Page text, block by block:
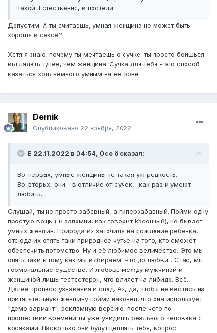
такой. Естественно, в постели.
Допустим. А ты считаешь, умная женщина не может быть
хороша в сексе?
Хотя я знаю, почему ты мечтаешь о сучке: ты просто боишься
выглядеть тупее, чем женщина. Сучка для тебя - это способ
казаться хоть немного умным на ее фоне.
Dernik
Опубликовано 22 ноября, 2022
В 22.11.2022 в 04:54, Öde ö сказал:
Во-первых, умные женщины не такая уж редкость.
Во-вторых, они - в отличие от сучек - как раз и умеют
любить.
Слушай, ты не просто забавный, а гиперзабавный. Пойми одну
простую вещь ( и запомни, как говорит Кесонный), не бывает
умных женщин. Природа их заточила на рождение ребенка,
отсюда их опять таки природное чутье на того, кто сможет
обеспечить потомство. Ну и её любимое величество. Это мы
опять таки к тому как мы выбираем. Что до любви... Стас, мы
гормональные существа. И любовь между мужчиной и
женщиной лишь тестостерон, что влияет на либидо. Всё.
Далее процесс узнавания и спад. Ах, да, чтобы не вестись на
притягательную женщину пойми наконец, что она использует
"демо вариант", рекламную версию, после чего по
прошествии времени ты уже увидишь реального человека с
косяками. Насколько они будут цеплять тебя, вопрос